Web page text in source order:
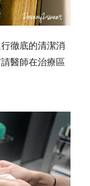
徹底的清潔消
醫師在治療區